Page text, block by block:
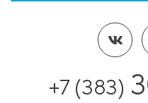
+7 (383)